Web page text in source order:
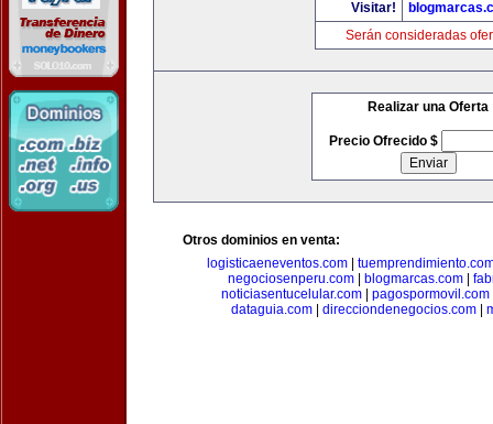
Visitar!
Serán consideradas
Realizar una Oferta
Precio Ofrecido $
Otros dominios en venta:
logisticaeneventos.com|
negociosenperu.com| blogmarcas.com|
noticiasentucelular.com
pagospormovil.com
dataguia.com| direcciondenegocios.com|